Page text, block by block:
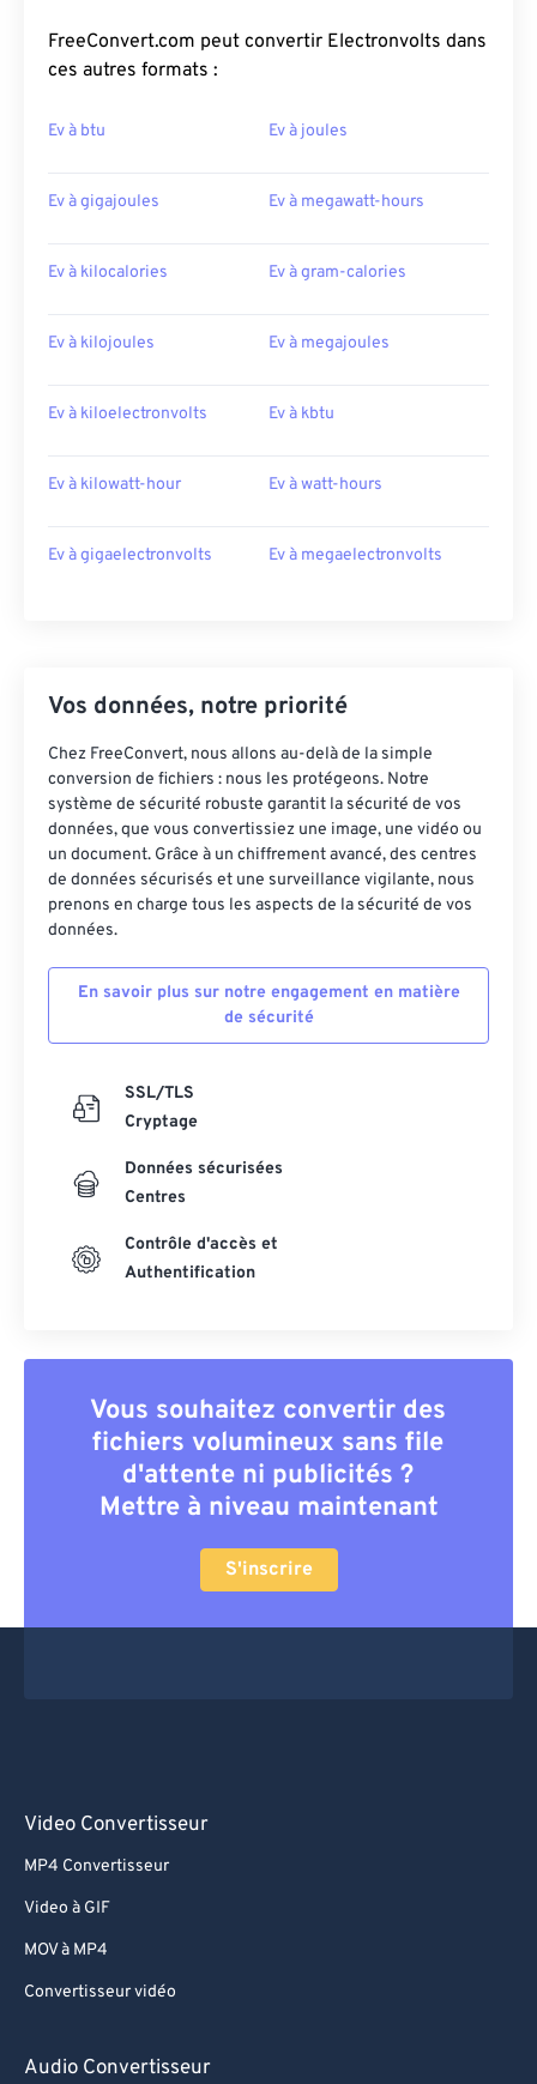
FreeConvert.com peut convertir Electronvolts dans
ces autres formats :
Ev à btu Ev à joules
Ev à gigajoules Ev à megawatt-hours
Ev à kilocalories Ev à gram-calories
Ev à kilojoules Ev à megajoules
Ev à kiloelectronvolts Ev à kbtu
Ev à kilowatt-hour Ev à watt-hours
Ev à gigaelectronvolts Ev à megaelectronvolts
Vos données, notre priorité
Chez FreeConvert, nous allons au-delà de la simple
conversion de fichiers : nous les protégeons. Notre
système de sécurité robuste garantit la sécurité de vos
données, que vous convertissiez une image, une vidéo ou
un document. Grâce à un chiffrement avancé, des centres
de données sécurisés et une surveillance vigilante, nous
prenons en charge tous les aspects de la sécurité de vos
données.
En savoir plus sur notre engagement en matière
de sécurité
SSL/TLS
Cryptage
Données sécurisées
Centres
Contrôle d'accès et
Authentification
Vous souhaitez convertir des
fichiers volumineux sans file
d'attente ni publicités ?
Mettre à niveau maintenant
S'inscrire
Video Convertisseur
MP4 Convertisseur
Video à GIF
MOV à MP4
Convertisseur vidéo
Audio Convertisseur